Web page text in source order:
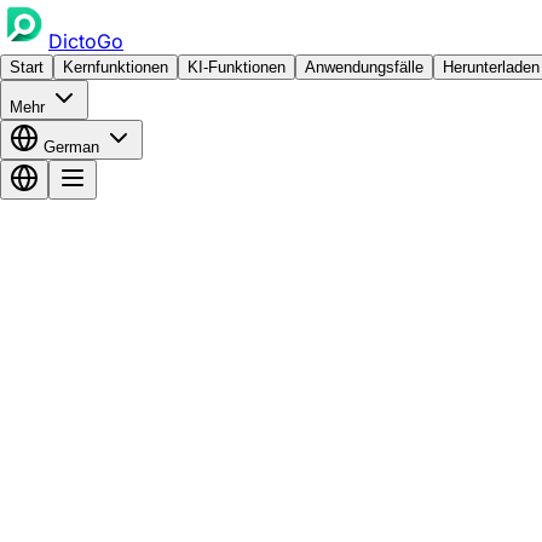
DictoGo
Start Kernfunktionen KI-Funktionen Anwendungsfälle Herunterladen
Mehr
German